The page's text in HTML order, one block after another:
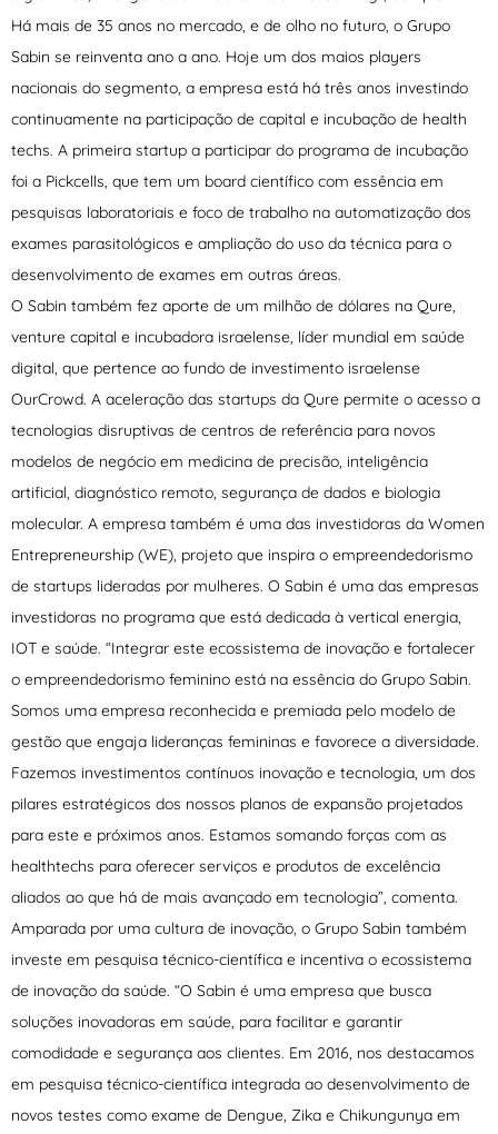
Há mais de 35 anos no mercado, e de olho no futuro, o Grupo
Sabin se reinventa ano a ano. Hoje um dos maios players
nacionais do segmento, a empresa está há três anos investindo
continuamente na participação de capital e incubação de health
techs. A primeira startup a participar do programa de incubação
foi a Pickcells, que tem um board científico com essência em
pesquisas laboratoriais e foco de trabalho na automatização dos
exames parasitológicos e ampliação do uso da técnica para o
desenvolvimento de exames em outras áreas.
O Sabin também fez aporte de um milhão de dólares na Qure,
venture capital e incubadora israelense, líder mundial em saúde
digital, que pertence ao fundo de investimento israelense
OurCrowd. A aceleração das startups da Qure permite o acesso a
tecnologias disruptivas de centros de referência para novos
modelos de negócio em medicina de precisão, inteligência
artificial, diagnóstico remoto, segurança de dados e biologia
molecular. A empresa também é uma das investidoras da Women
Entrepreneurship (WE), projeto que inspira o empreendedorismo
de startups lideradas por mulheres. O Sabin é uma das empresas
investidoras no programa que está dedicada à vertical energia,
IOT e saúde. “Integrar este ecossistema de inovação e fortalecer
o empreendedorismo feminino está na essência do Grupo Sabin.
Somos uma empresa reconhecida e premiada pelo modelo de
gestão que engaja lideranças femininas e favorece a diversidade.
Fazemos investimentos contínuos inovação e tecnologia, um dos
pilares estratégicos dos nossos planos de expansão projetados
para este e próximos anos. Estamos somando forças com as
healthtechs para oferecer serviços e produtos de excelência
aliados ao que há de mais avançado em tecnologia”, comenta.
Amparada por uma cultura de inovação, o Grupo Sabin também
investe em pesquisa técnico-científica e incentiva o ecossistema
de inovação da saúde. “O Sabin é uma empresa que busca
soluções inovadoras em saúde, para facilitar e garantir
comodidade e segurança aos clientes. Em 2016, nos destacamos
em pesquisa técnico-científica integrada ao desenvolvimento de
novos testes como exame de Dengue, Zika e Chikungunya em